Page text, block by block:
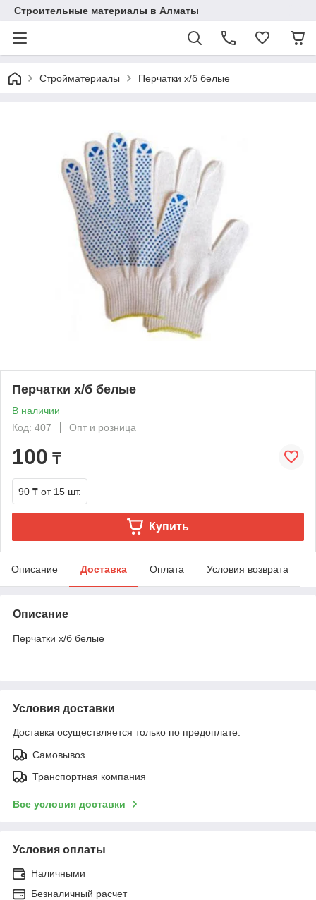
Строительные материалы в Алматы
Стройматериалы Перчатки х/б белые
Перчатки х/б белые
В наличии
Код: 407
Опт и розница
100 ₸
90 ₸ от 15 шт.
Купить
Описание Доставка Оплата Условия возврата
Описание
Перчатки х/б белые
Условия доставки
Доставка осуществляется только по предоплате.
Самовывоз
Транспортная компания
Все условия доставки
Условия оплаты
Наличными
Безналичный расчет